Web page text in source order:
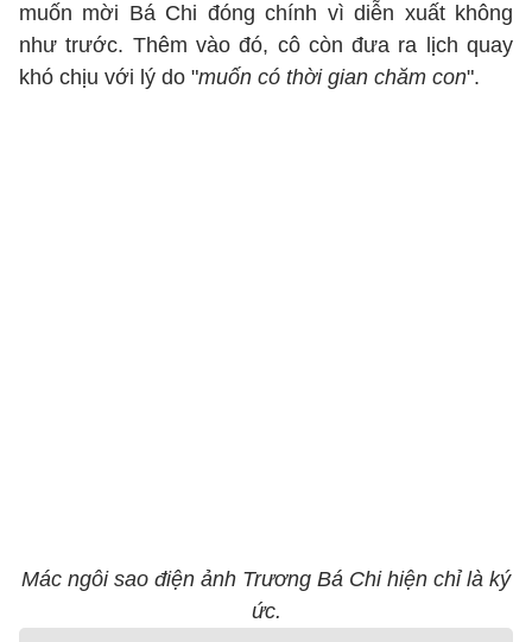
muốn mời Bá Chi đóng chính vì diễn xuất không
như trước. Thêm vào đó, cô còn đưa ra lịch quay
khó chịu với lý do "muốn có thời gian chăm con".
Mác ngôi sao điện ảnh Trương Bá Chi hiện chỉ là ký
ức.